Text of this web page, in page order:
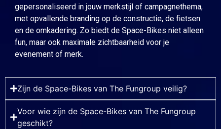
gepersonaliseerd in jouw merkstijl of campagnethema,
met opvallende branding op de constructie, de fietsen
en de omkadering. Zo biedt de Space-Bikes niet alleen
fun, maar ook maximale zichtbaarheid voor je
evenement of merk.
Zijn de Space-Bikes van The Fungroup veilig?
Voor wie zijn de Space-Bikes van The Fungroup
geschikt?